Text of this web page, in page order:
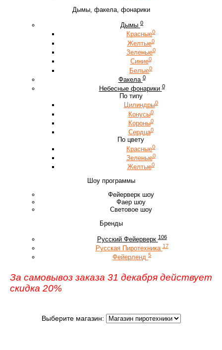
Дымы, факела, фонарики
Дымы 0
Красные0
Желтые0
Зеленые0
Синие0
Белые0
Факела 0
Небесные фонарики 0
По типу
Цилиндры0
Конусы0
Короны0
Сердца0
По цвету
Красные0
Зеленые0
Желтые0
Шоу программы
Фейерверк шоу
Фаер шоу
Световое шоу
Бренды
Русский Фейерверк 106
Русская Пиротехника 17
Фейерленд 5
За самовывоз заказа 31 декабря действует
скидка 20%
Выберите магазин: